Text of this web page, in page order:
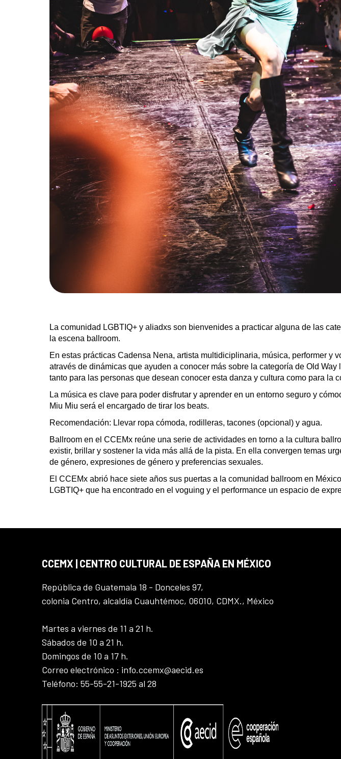
La comunidad LGBTIQ+ y aliadxs son bienvenides a practicar alguna de las
la escena ballroom.
En estas prácticas Cadensa Nena, artista multidiciplinaria, música, performer y
através de dinámicas que ayuden a conocer más sobre la categoría de Old
tanto para las personas que desean conocer esta danza y cultura como para la
La música es clave para poder disfrutar y aprender en un entorno seguro y
Miu Miu será el encargado de tirar los beats.
Recomendación: Llevar ropa cómoda, rodilleras, tacones (opcional) y agua.
Ballroom en el CCEMx reúne una serie de actividades en torno a la cultura
existir, brillar y sostener la vida más allá de la pista. En ella convergen temas
de género, expresiones de género y preferencias sexuales.
El CCEMx abrió hace siete años sus puertas a la comunidad ballroom en
LGBTIQ+ que ha encontrado en el voguing y el performance un espacio de
CCEMX | CENTRO CULTURAL DE ESPAÑA EN MÉXICO
República de Guatemala 18 - Donceles 97,
colonia Centro, alcaldía Cuauhtémoc, 06010, CDMX., México
Martes a viernes de 11 a 21 h.
Sábados de 10 a 21 h.
Domingos de 10 a 17 h.
Correo electrónico : info.ccemx@aecid.es
Teléfono: 55-55-21-1925 al 28